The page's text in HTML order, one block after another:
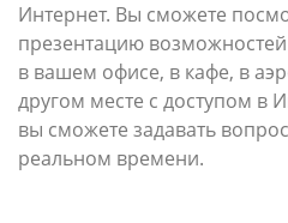
Интернет. Вы сможете
презентацию
в вашем офисе, в кафе, в
другом месте с доступом в
вы сможете задавать
реальном времени.